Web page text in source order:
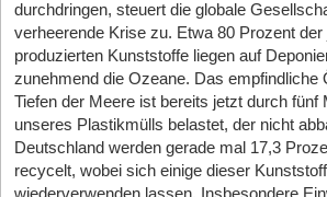
durchdringen, steuert die globale
verheerende Krise zu. Etwa 80 Prozent
produzierten Kunststoffe liegen auf
zunehmend die Ozeane. Das empfindliche
Tiefen der Meere ist bereits jetzt durch fünf
unseres Plastikmülls belastet, der nicht
Deutschland werden gerade mal 17,3
recycelt, wobei sich einige dieser